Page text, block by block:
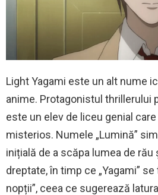
Light Yagami este un alt nume
anime. Protagonistul thrillerului
este un elev de liceu genial
misterios. Numele „Lumină”
inițială de a scăpa lumea de rău
dreptate, în timp ce „Yagami”
nopții”, ceea ce sugerează